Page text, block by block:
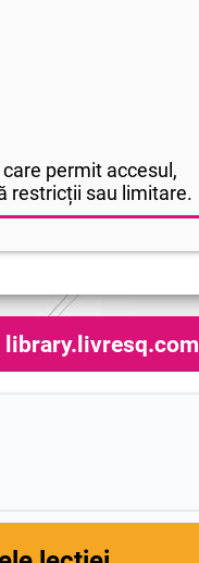
permit accesul,
restricții sau limitare.
library.livresq.com